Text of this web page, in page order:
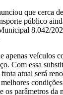
que cerca
público
8.042/
apenas veículos
Com essa
atual será
os parâmetros da